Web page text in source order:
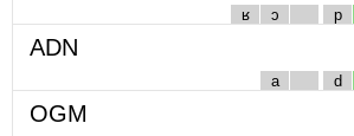
ʁ ɔ p
ADN
a d
OGM